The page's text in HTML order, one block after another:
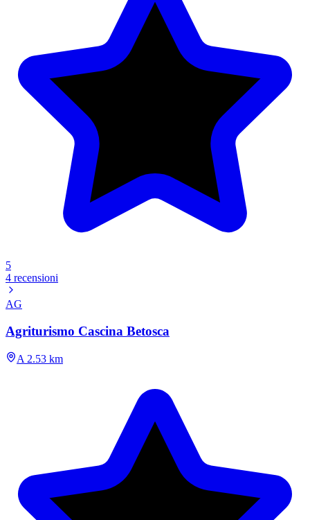
5
4 recensioni
AG
Agriturismo Cascina Betosca
A 2.53 km